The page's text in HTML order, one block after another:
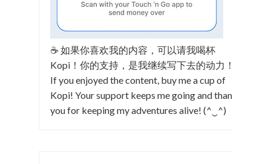
☕ 如果你喜欢我的内容，可以请我喝杯
Kopi！你的支持，是我继续写下去的动力！
If you enjoyed the content, buy me a cup of
Kopi! Your support keeps me going and thank
you for keeping my adventures alive! (^‿^)